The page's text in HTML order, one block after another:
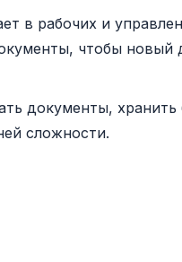
в рабочих и
чтобы новый
документы, хранить
сложности.